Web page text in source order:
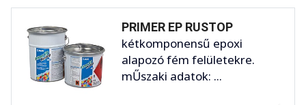
PRIMER EP RUSTOP
kétkomponensű epoxi
alapozó fém felületekre.
mŰszaki adatok: ...